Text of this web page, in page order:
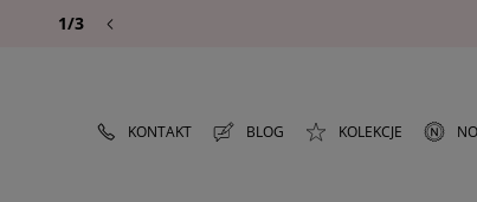
1/3
KONTAKT BLOG KOLEKCJE